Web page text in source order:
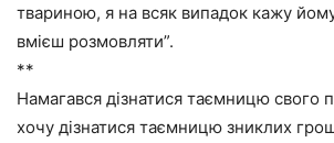
твариною, я на всяк випадок кажу
вмієш розмовляти”.
**
Намагався дізнатися таємницю свого
хочу дізнатися таємницю зниклих